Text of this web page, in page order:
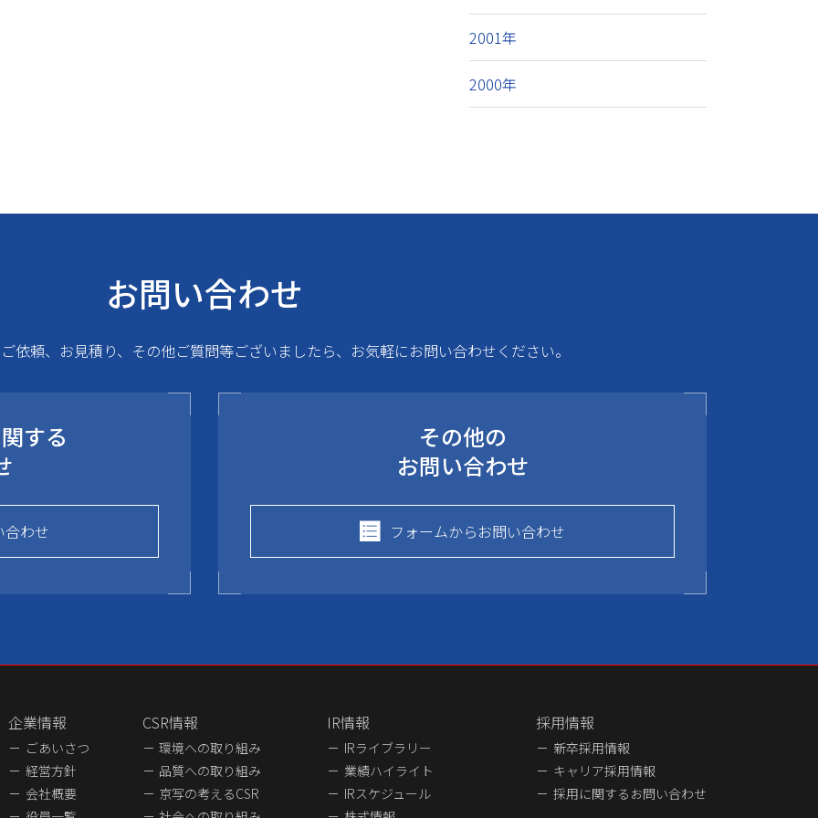
2001年
2000年
お問い合わせ
依頼、お見積り、その他ご質問等ございましたら、お気軽にお問い合わせください。
する
合わせ
その他の
お問い合わせ
フォームからお問い合わせ
企業情報
ごあいさつ
経営方針
会社概要
CSR情報
環境への取り組み
品質への取り組み
京写の考えるCSR
IR情報
IRライブラリー
業績ハイライト
IRスケジュール
採用情報
新卒採用情報
キャリア採用情報
採用に関するお問い合わせ